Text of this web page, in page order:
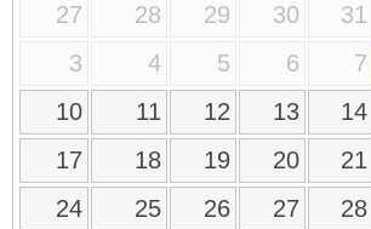
27 28 29 30 31
3
4 5 6 7
10
11 12 13 14
17
18 19 20 21
24
25 26 27 28